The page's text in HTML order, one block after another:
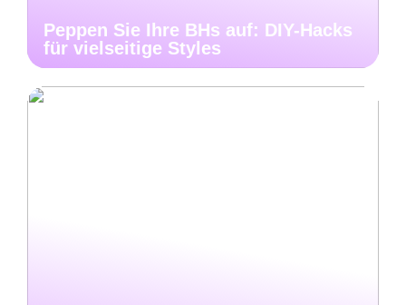
Peppen Sie Ihre BHs auf: DIY-Hacks
für vielseitige Styles